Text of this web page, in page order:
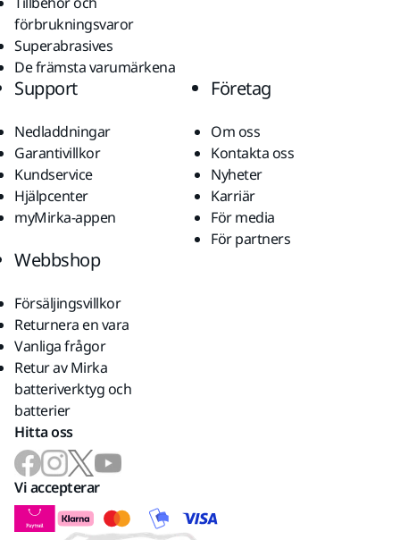
förbrukningsvaror
Superabrasives
De främsta varumärkena
Support
Nedladdningar
Garantivillkor
Kundservice
Hjälpcenter
myMirka-appen
Företag
Om oss
Kontakta oss
Nyheter
Karriär
För media
För partners
Webbshop
Försäljingsvillkor
Returnera en vara
Vanliga frågor
Retur av Mirka
batteriverktyg och
batterier
Hitta oss
Vi accepterar